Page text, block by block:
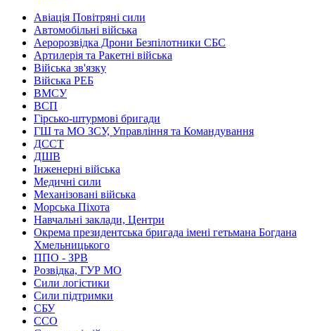
Авіація Повітряні сили
Автомобільні війська
Аеророзвідка Дрони Безпілотники СБС
Артилерія та Ракетні війська
Війська зв'язку
Війська РЕБ
ВМСУ
ВСП
Гірсько-штурмові бригади
ГШ та МО ЗСУ, Управління та Командування
ДССТ
ДШВ
Інженерні війська
Медичні сили
Механізовані війська
Морська Піхота
Навчальні заклади, Центри
Окрема президентська бригада імені гетьмана Богдана
Хмельницького
ППО - ЗРВ
Розвідка, ГУР МО
Сили логістики
Сили підтримки
СБУ
ССО